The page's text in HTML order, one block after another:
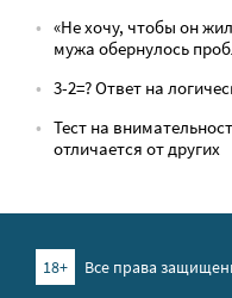
«Не хочу, чтобы он
мужа обернулось
3-2=? Ответ на
Тест на
отличается от других
18+
Все права